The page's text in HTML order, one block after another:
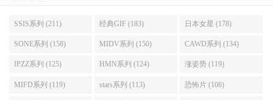
SSIS系列 (211) 经典GIF (183) 日本女星 (178)
SONE系列 (158) MIDV系列 (150) CAWD系列 (134)
IPZZ系列 (125) HMN系列 (124) 涨姿势 (119)
MIFD系列 (119) stars系列 (113) 恐怖片 (108)